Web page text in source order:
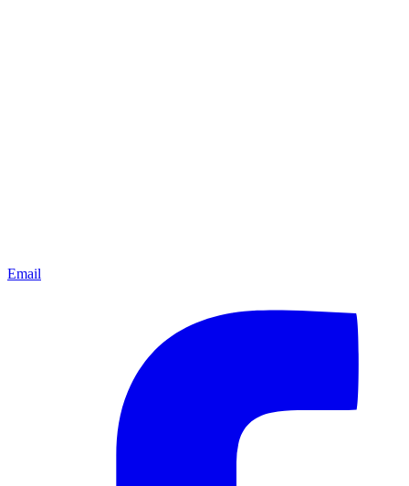
Email